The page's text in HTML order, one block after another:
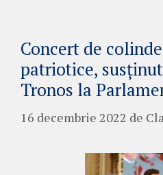
Concert de
patriotice,
Tronos la
16 decembrie 2022 de